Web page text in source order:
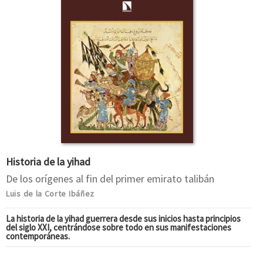
Historia de la yihad
De los orígenes al fin del primer emirato talibán
Luis de la Corte Ibáñez
La historia de la yihad guerrera desde sus inicios hasta principios
del siglo XXI, centrándose sobre todo en sus manifestaciones
contemporáneas.